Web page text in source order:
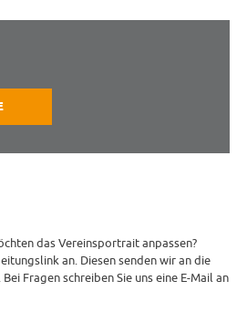
das Vereinsportrait anpassen?
an. Diesen senden wir an die
Fragen schreiben Sie uns eine E-Mail an